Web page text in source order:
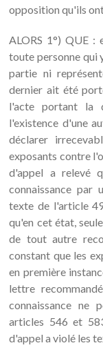
opposition qu'ils
ALORS 1°) QUE
toute personne qui
partie ni
dernier ait été
l'acte portant la
l'existence d'une
déclarer
exposants contre
d'appel a relevé
connaissance par
texte de l'article
qu'en cet état,
de tout autre
constant que les
en première
lettre
connaissance ne
articles 546 et
d'appel a violé les